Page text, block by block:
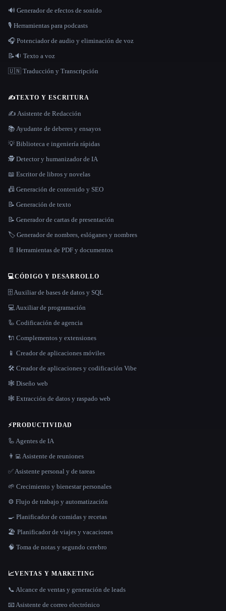
🔊 Generador de efectos de sonido
🎙️ Herramientas para podcasts
🎧 Potenciador de audio y eliminación de voz
📝🔉 Texto a voz
🇺🇳 Traducción y Transcripción
✍️TEXTO Y ESCRITURA
✍️ Asistente de Redacción
📚 Ayudante de deberes y ensayos
💡 Biblioteca e ingeniería rápidas
🕵️ Detector y humanizador de IA
📖 Escritor de libros y novelas
📠 Generación de contenido y SEO
📝 Generación de texto
📝 Generador de cartas de presentación
🏷️ Generador de nombres, eslóganes y nombres
📄 Herramientas de PDF y documentos
💻CÓDIGO Y DESARROLLO
🗄️ Auxiliar de bases de datos y SQL
💻 Auxiliar de programación
🦾 Codificación de agencia
🔌 Complementos y extensiones
📱 Creador de aplicaciones móviles
🛠️ Creador de aplicaciones y codificación Vibe
🕸 Diseño web
🕸️ Extracción de datos y raspado web
⚡PRODUCTIVIDAD
🦾 Agentes de IA
👨‍💻 Asistente de reuniones
✅ Asistente personal y de tareas
🌱 Crecimiento y bienestar personales
⚙️ Flujo de trabajo y automatización
🍳 Planificador de comidas y recetas
🏖 Planificador de viajes y vacaciones
🧠 Toma de notas y segundo cerebro
📈VENTAS Y MARKETING
📞 Alcance de ventas y generación de leads
📧 Asistente de correo electrónico